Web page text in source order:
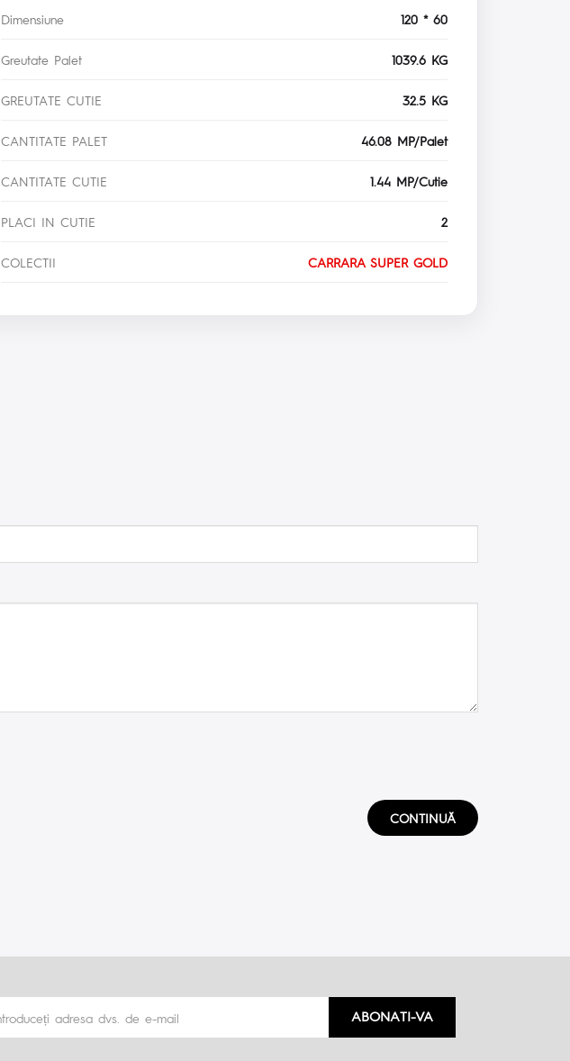
Dimensiune 120 * 60
Greutate Palet 1039.6 KG
GREUTATE CUTIE 32.5 KG
CANTITATE PALET 46.08 MP/Palet
CANTITATE CUTIE 1.44 MP/Cutie
PLACI IN CUTIE 2
COLECTII CARRARA SUPER GOLD
CONTINUĂ
ABONATI-VA